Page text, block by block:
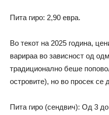
Пита гиро: 2,90 евра.
Во текот на 2025 година,
варираа во зависност од
традиционално беше
островите), но во просек се
Пита гиро (сендвич): Од 3